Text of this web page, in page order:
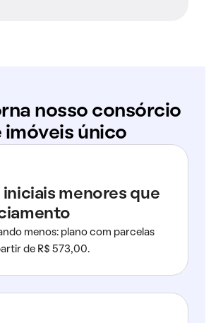
nosso consórcio
imóveis único
iniciais menores que
menos: plano com parcelas
de R$ 573,00.